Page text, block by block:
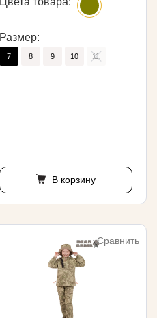
Размер:
7 8 9 10 11
В корзину
Сравнить